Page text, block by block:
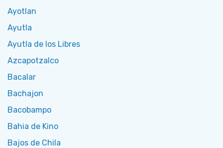
Ayotlan
Ayutla
Ayutla de los Libres
Azcapotzalco
Bacalar
Bachajon
Bacobampo
Bahia de Kino
Bajos de Chila